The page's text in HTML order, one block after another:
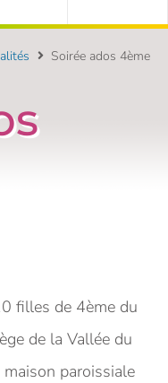
Soirée ados 4ème
filles de 4ème du
de la Vallée du
paroissiale